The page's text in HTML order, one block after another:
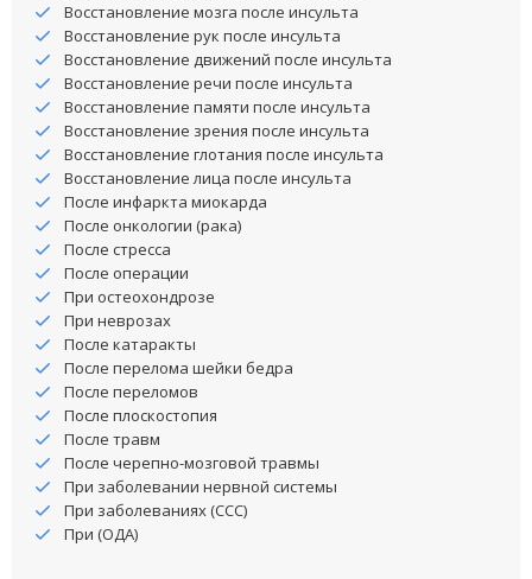
Восстановление мозга после инсульта
Восстановление рук после инсульта
Восстановление движений после инсульта
Восстановление речи после инсульта
Восстановление памяти после инсульта
Восстановление зрения после инсульта
Восстановление глотания после инсульта
Восстановление лица после инсульта
После инфаркта миокарда
После онкологии (рака)
После стресса
После операции
При остеохондрозе
При неврозах
После катаракты
После перелома шейки бедра
После переломов
После плоскостопия
После травм
После черепно-мозговой травмы
При заболевании нервной системы
При заболеваниях (ССС)
При (ОДА)